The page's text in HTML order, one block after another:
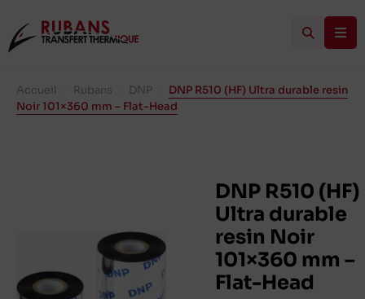
Accueil Rubans DNP
DNP R510 (HF) Ultra durable resin
Noir 101×360 mm – Flat-Head
DNP R510 (HF)
Ultra durable
resin Noir
101×360 mm –
Flat-Head